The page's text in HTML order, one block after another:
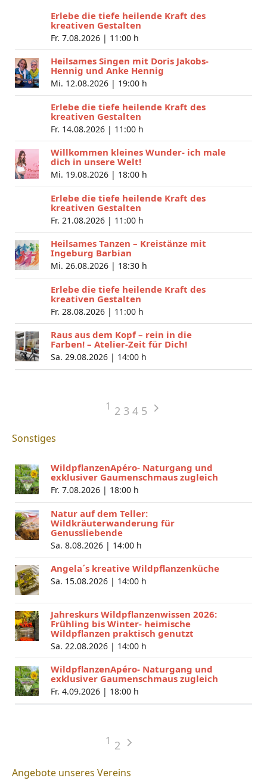
Erlebe die tiefe heilende Kraft des
kreativen Gestalten
Fr. 7.08.2026 | 11:00 h
Heilsames Singen mit Doris Jakobs-
Hennig und Anke Hennig
Mi. 12.08.2026 | 19:00 h
Erlebe die tiefe heilende Kraft des
kreativen Gestalten
Fr. 14.08.2026 | 11:00 h
Willkommen kleines Wunder- ich male
dich in unsere Welt!
Mi. 19.08.2026 | 18:00 h
Erlebe die tiefe heilende Kraft des
kreativen Gestalten
Fr. 21.08.2026 | 11:00 h
Heilsames Tanzen – Kreistänze mit
Ingeburg Barbian
Mi. 26.08.2026 | 18:30 h
Erlebe die tiefe heilende Kraft des
kreativen Gestalten
Fr. 28.08.2026 | 11:00 h
Raus aus dem Kopf – rein in die
Farben! – Atelier-Zeit für Dich!
Sa. 29.08.2026 | 14:00 h
1 2 3 4 5
Sonstiges
WildpflanzenApéro- Naturgang und
exklusiver Gaumenschmaus zugleich
Fr. 7.08.2026 | 18:00 h
Natur auf dem Teller:
Wildkräuterwanderung für
Genussliebende
Sa. 8.08.2026 | 14:00 h
Angela´s kreative Wildpflanzenküche
Sa. 15.08.2026 | 14:00 h
Jahreskurs Wildpflanzenwissen 2026:
Frühling bis Winter- heimische
Wildpflanzen praktisch genutzt
Sa. 22.08.2026 | 14:00 h
WildpflanzenApéro- Naturgang und
exklusiver Gaumenschmaus zugleich
Fr. 4.09.2026 | 18:00 h
1 2
Angebote unseres Vereins